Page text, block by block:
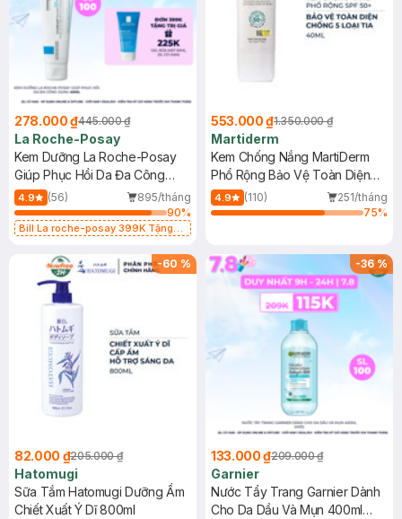
278.000 ₫445.000 ₫
La Roche-Posay
Kem Dưỡng La Roche-Posay
Giúp Phục Hồi Da Đa Công
Dụng 40ml
4.9 (56)
895/tháng
90%
Bill La roche-posay 399K Tặng
(SL có hạn)
553.000 ₫1.350.000 ₫
Martiderm
Kem Chống Nắng MartiDerm
Phổ Rộng Bảo Vệ Toàn Diện
40ml
4.9 (110)
251/tháng
75%
-60 %
82.000 ₫205.000 ₫
Hatomugi
Sữa Tắm Hatomugi Dưỡng Ẩm
Chiết Xuất Ý Dĩ 800ml
-36%
133.000 ₫209.000 ₫
Garnier
Nước Tẩy Trang Garnier Dành
Cho Da Dầu Và Mụn 400ml